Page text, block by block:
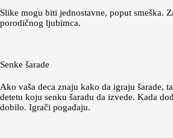
Slike mogu biti jednostavne, poput smeška.
porodičnog ljubimca.
Senke šarade
Ako vaša deca znaju kako da igraju šarade,
detetu koju senku šaradu da izvede. Kada
dobilo. Igrači pogađaju.